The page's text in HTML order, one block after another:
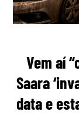
Vem aí
Saara
data e